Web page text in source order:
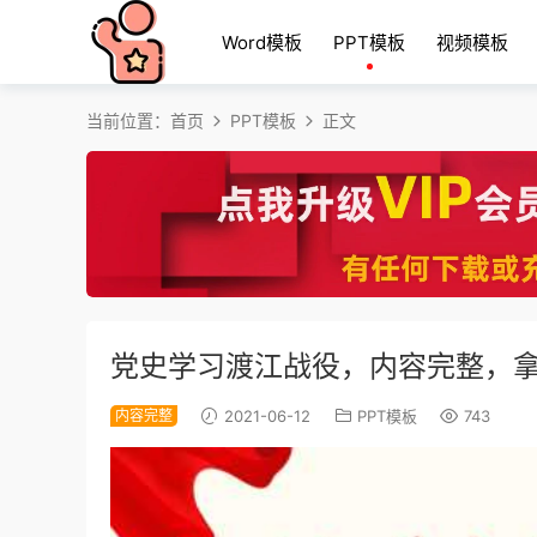
Word模板 PPT模板 视频模板
当前位置： 首页 PPT模板 正文
党史学习渡江战役，内容完整，
内容完整 2021-06-12 PPT模板 743